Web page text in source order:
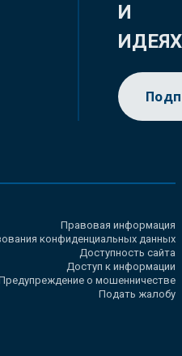
И
ИДЕЯХ
Правовая информация
конфиденциальных данных
Доступность сайта
Доступ к информации
о мошенничестве
Подать жалобу